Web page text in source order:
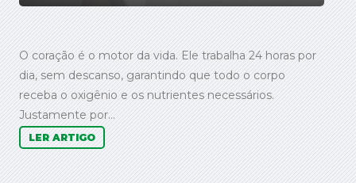
O coração é o motor da vida. Ele trabalha 24 horas por
dia, sem descanso, garantindo que todo o corpo
receba o oxigênio e os nutrientes necessários.
Justamente por...
LER ARTIGO